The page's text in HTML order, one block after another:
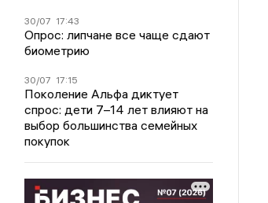
30/07 17:43
Опрос: липчане все чаще сдают
биометрию
30/07 17:15
Поколение Альфа диктует
спрос: дети 7–14 лет влияют на
выбор большинства семейных
покупок